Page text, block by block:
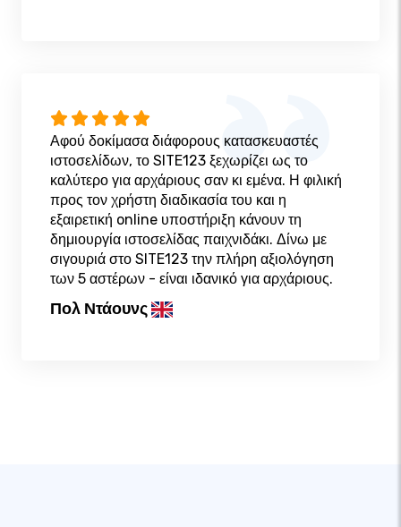
Αφού δοκίμασα διάφορους κατασκευαστές
ιστοσελίδων, το SITE123 ξεχωρίζει ως το
καλύτερο για αρχάριους σαν κι εμένα. Η φιλική
προς τον χρήστη διαδικασία του και η
εξαιρετική online υποστήριξη κάνουν τη
δημιουργία ιστοσελίδας παιχνιδάκι. Δίνω με
σιγουριά στο SITE123 την πλήρη αξιολόγηση
των 5 αστέρων - είναι ιδανικό για αρχάριους.
Πολ Ντάουνς